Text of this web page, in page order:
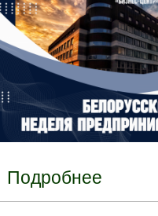
Подробнее